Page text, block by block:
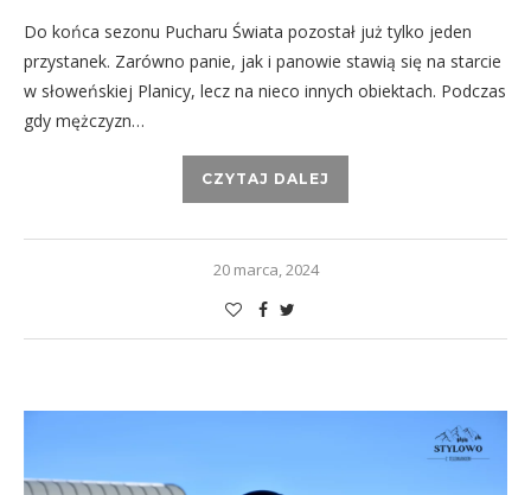
Do końca sezonu Pucharu Świata pozostał już tylko jeden
przystanek. Zarówno panie, jak i panowie stawią się na starcie
w słoweńskiej Planicy, lecz na nieco innych obiektach. Podczas
gdy mężczyzn…
CZYTAJ DALEJ
20 marca, 2024